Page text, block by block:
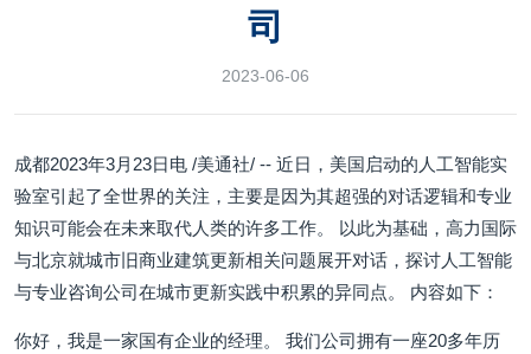
司
2023-06-06
成都2023年3月23日电 /美通社/ -- 近日，美国启动的人工智能实
验室引起了全世界的关注，主要是因为其超强的对话逻辑和专业
知识可能会在未来取代人类的许多工作。 以此为基础，高力国际
与北京就城市旧商业建筑更新相关问题展开对话，探讨人工智能
与专业咨询公司在城市更新实践中积累的异同点。 内容如下：
你好，我是一家国有企业的经理。 我们公司拥有一座20多年历